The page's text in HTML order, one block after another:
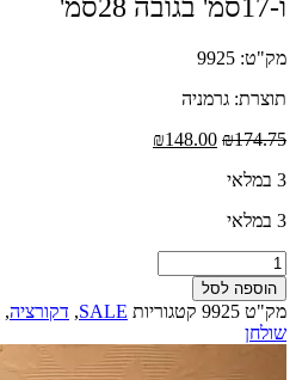
ו-17סמ' בגובה 28סמ'
מק"ט: 9925
תוצרת: גרמניה
₪174.75
המחיר ₪148.00
3 במלאי
3 במלאי
כמות
של
מעמד
דוקומתי
מנירוסטה
הוספה לסל
מק"ט 9925 קטגוריות SALE
, דקורציה,
שולחן